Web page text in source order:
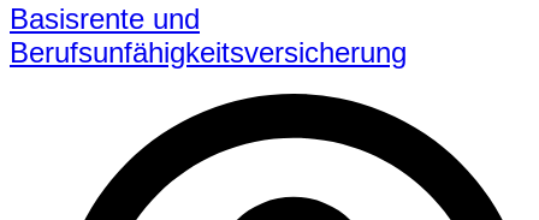
Basisrente und
Berufsunfähigkeitsversicherung